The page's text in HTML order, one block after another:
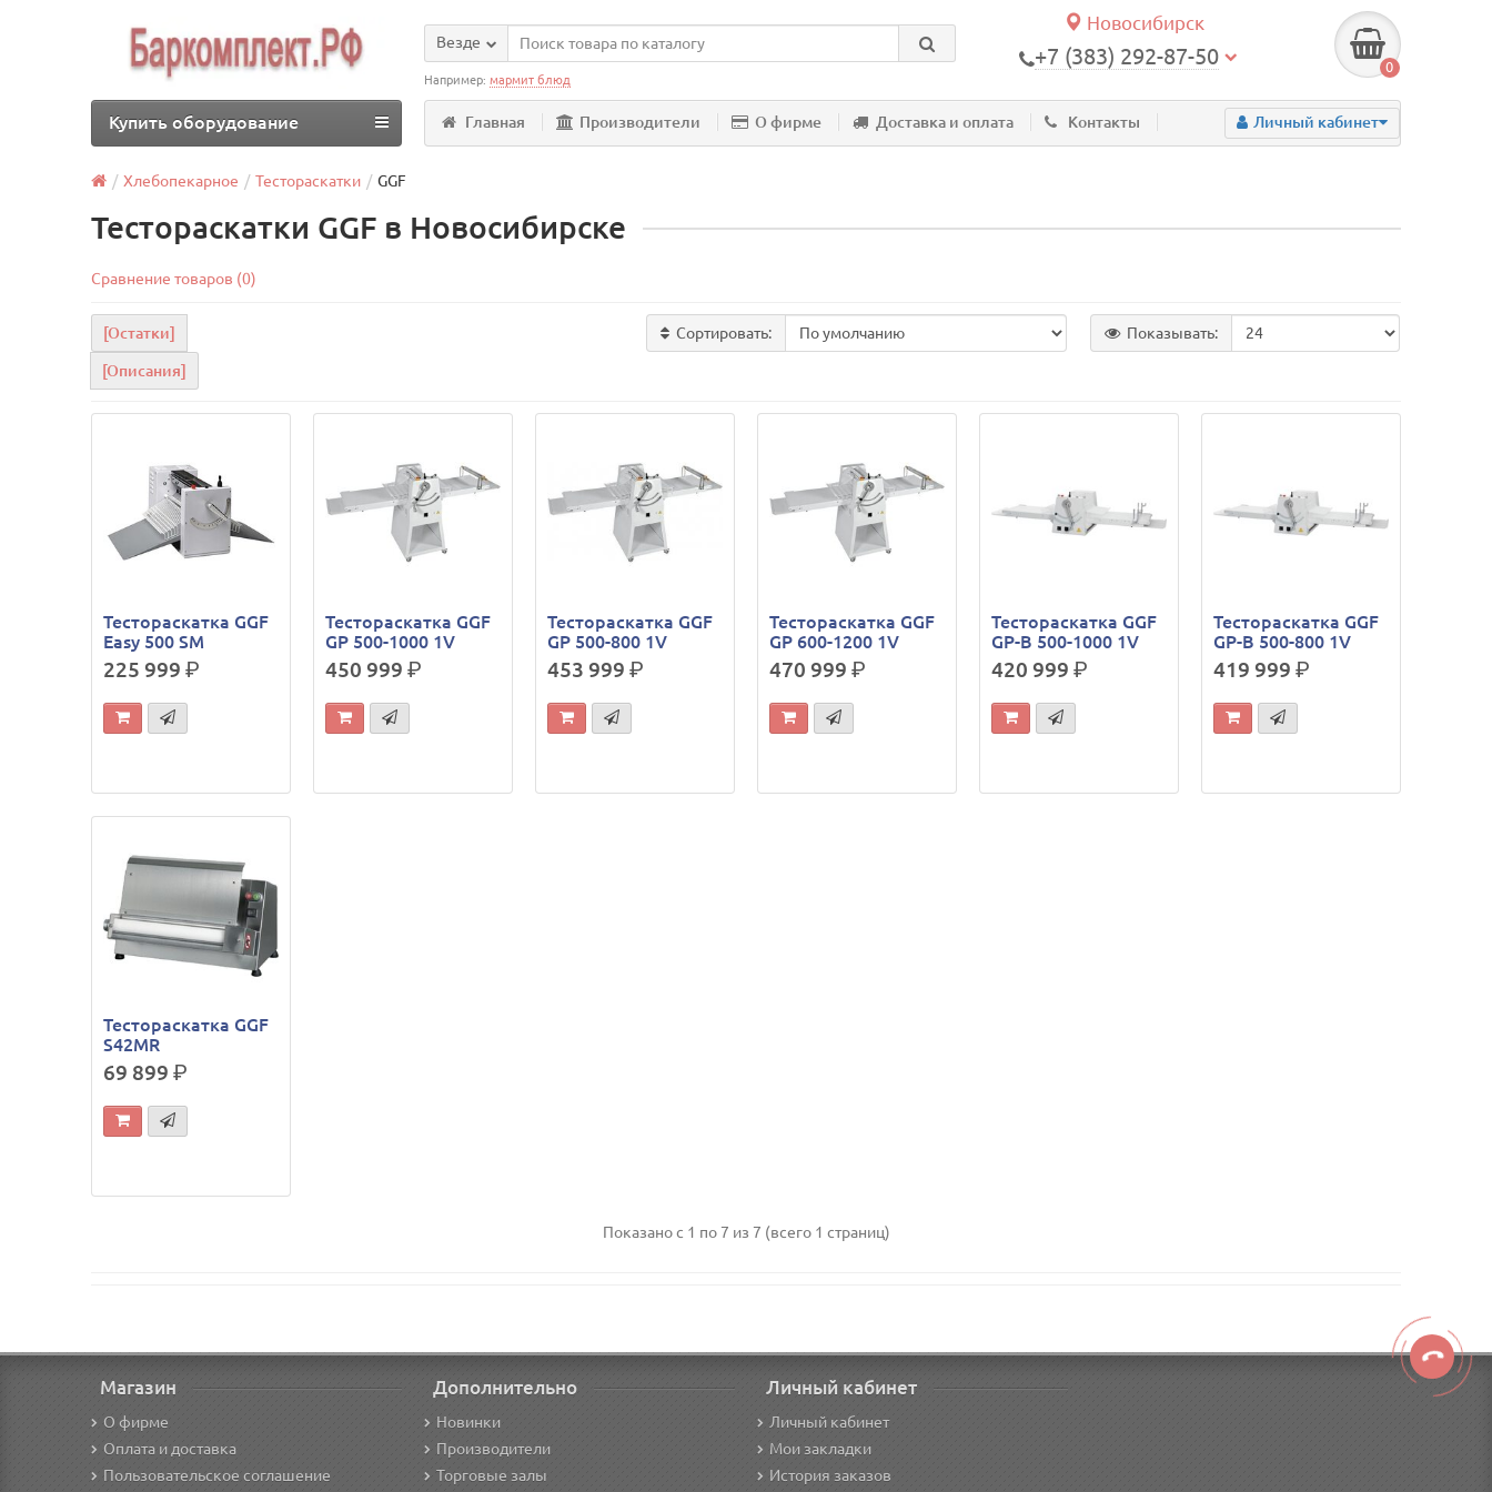
Новосибирск
+7 (383) 292-87-50 0
Везде
Например:мармит блюд
Главная Производители О фирме Доставка и оплата Контакты Личный кабинет
Купить оборудование
Хлебопекарное Тестораскатки GGF
Тестораскатки GGF в Новосибирске
Сравнение товаров (0)
[Остатки]
[Описания]
Сортировать: Показывать:
Тестораскатка GGF
Easy 500 SM
225 999р.
Тестораскатка GGF
GP 500-1000 1V
450 999р.
Тестораскатка GGF
GP 500-800 1V
453 999р.
Тестораскатка GGF
GP 600-1200 1V
470 999 р.
Тестораскатка GGF
GP-B 500-1000 1V
420 999 р.
Тестораскатка GGF
GP-B 500-800 1V
419 999 р.
Тестораскатка GGF
S42MR
69 899р.
Показано с 1 по 7 из 7 (всего 1 страниц)
Магазин
О фирме
Оплата и доставка
Пользовательское соглашение
Дополнительно
Новинки
Производители
Торговые залы
Личный кабинет
Личный кабинет
Мои закладки
История заказов